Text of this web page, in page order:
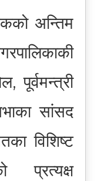
अन्तिम
पूर्वमन्त्री
सांसद
विशिष्ट
प्रत्यक्ष